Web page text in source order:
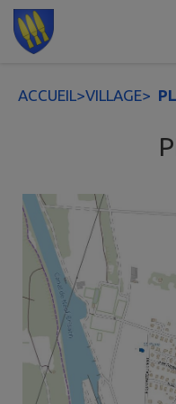
Contenu
ACCUEIL>VILLAGE>